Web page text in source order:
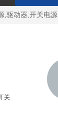
,驱动器,开关电源
关